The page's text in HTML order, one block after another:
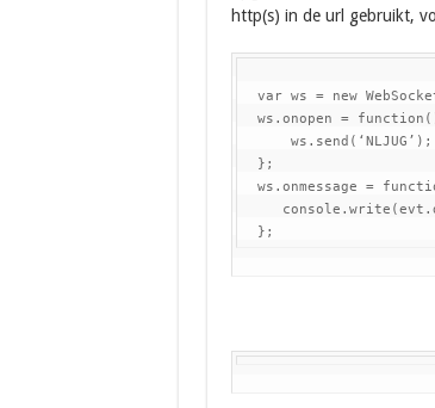
http(s) in de url gebruikt,
var ws = new
ws.onopen =
      ws.send(‘NLJUG’);
  };
ws.onmessage =
  };